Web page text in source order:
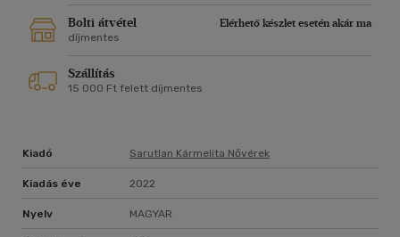
Bolti átvétel
Elérhető készlet esetén akár ma
díjmentes
Szállítás
15 000 Ft felett díjmentes
Kiadó Sarutlan Kármelita Nővérek
Kiadás éve 2022
Nyelv MAGYAR